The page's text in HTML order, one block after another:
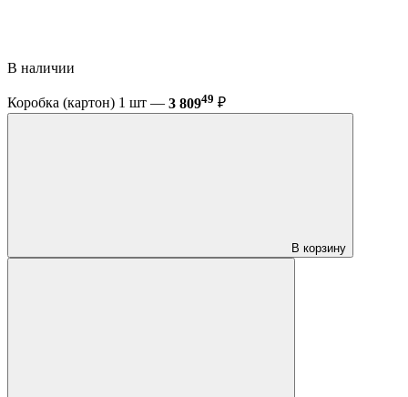
В наличии
Коробка (картон) 1 шт — 3 80949 ₽
В корзину